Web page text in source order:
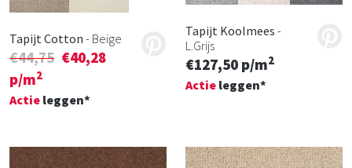
Tapijt Cotton - Beige
€44,75 €40,28
p/m2
Actie leggen*
Tapijt Koolmees -
L.grijs
€127,50 p/m2
Actie leggen*